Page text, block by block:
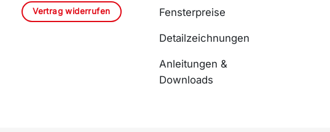
Vertrag widerrufen Fensterpreise
Detailzeichnungen
Anleitungen &
Downloads